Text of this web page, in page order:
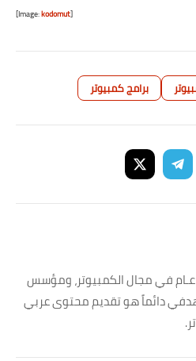
[Image:kodomut]
برامج كمبيوتر
خبرة لاكثر من 15 عـام في مجال الكمبيوتر، ومؤسس
هدفي دائماً هو تقديم محتوى عربي